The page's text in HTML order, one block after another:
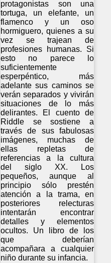
protagonistas son una
tortuga, un elefante, un
flamenco y un oso
hormiguero, quienes a su
vez se trajean de
profesiones humanas. Si
esto no parece lo
suficientemente
esperpéntico, más
adelante sus caminos se
verán separados y vivirán
situaciones de lo más
delirantes. El cuento de
Riddle se sostiene a
través de sus fabulosas
imágenes, muchas de
ellas repletas de
referencias a la cultura
del siglo XX. Los
pequeños, aunque al
principio sólo prestén
atención a la trama, en
posteriores relecturas
intentarán encontrar
detalles y elementos
ocultos. Un libro de los
que deberían
acompañara a cualquier
niño durante su infancia.